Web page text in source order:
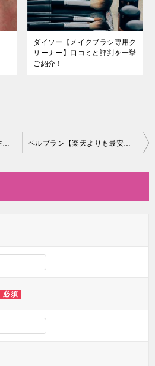
ダイソー【メイクブラシ専用ク
リーナー】口コミと評判を一挙
ご紹介！
絶対二重になる方法【中学生だった頃、自力で二重まぶたと彼氏をGETした話】 ベルブラン【楽天よりも最安値で購入する方法】断トツお得!!
必須